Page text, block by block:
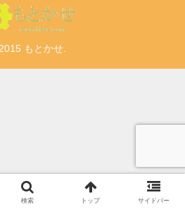
もとかせ.
検索 トップ サイドバー